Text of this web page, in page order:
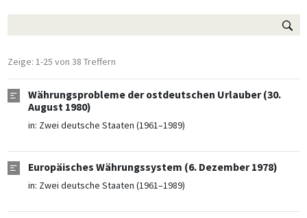
Zeige: 1-25 von 38 Treffern
Währungsprobleme der ostdeutschen Urlauber (30.
August 1980)
in: Zwei deutsche Staaten (1961–1989)
Europäisches Währungssystem (6. Dezember 1978)
in: Zwei deutsche Staaten (1961–1989)